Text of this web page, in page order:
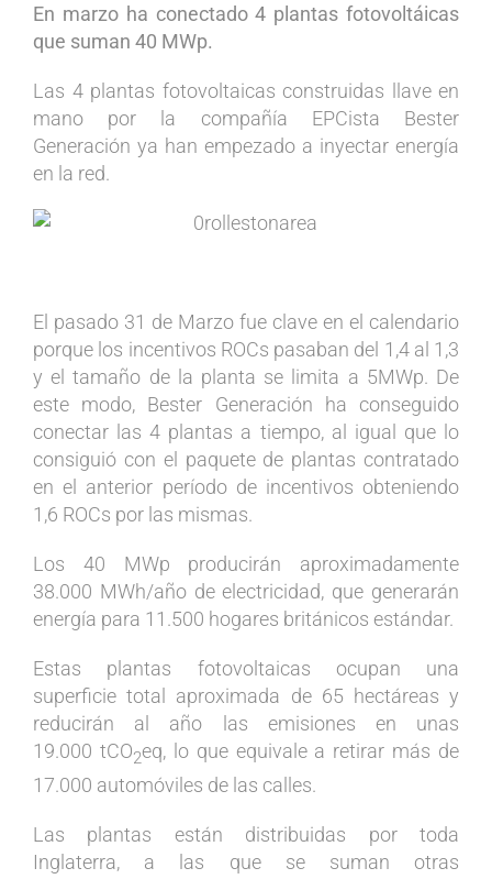
En marzo ha conectado 4 plantas fotovoltáicas
que suman 40 MWp.
Las 4 plantas fotovoltaicas construidas llave en
mano por la compañía EPCista Bester
Generación ya han empezado a inyectar energía
en la red.
El pasado 31 de Marzo fue clave en el calendario
porque los incentivos ROCs pasaban del 1,4 al 1,3
y el tamaño de la planta se limita a 5MWp. De
este modo, Bester Generación ha conseguido
conectar las 4 plantas a tiempo, al igual que lo
consiguió con el paquete de plantas contratado
en el anterior período de incentivos obteniendo
1,6 ROCs por las mismas.
Los 40 MWp producirán aproximadamente
38.000 MWh/año de electricidad, que generarán
energía para 11.500 hogares británicos estándar.
Estas plantas fotovoltaicas ocupan una
superficie total aproximada de 65 hectáreas y
reducirán al año las emisiones en unas
19.000 tCO2eq, lo que equivale a retirar más de
17.000 automóviles de las calles.
Las plantas están distribuidas por toda
Inglaterra, a las que se suman otras